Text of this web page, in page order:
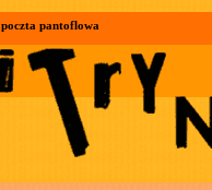
poczta pantoflowa